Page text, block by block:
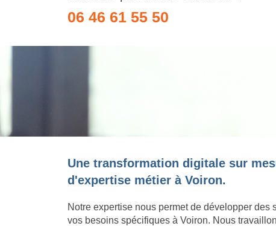
06 46 61 55 50
Une transformation digitale sur
d'expertise métier à Voiron.
Notre expertise nous permet de développer
vos besoins spécifiques à Voiron. Nous